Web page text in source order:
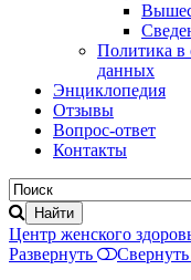
Политика в
данных
Энциклопедия
Отзывы
Вопрос-ответ
Контакты
Центр женского
Развернуть
Свернуть